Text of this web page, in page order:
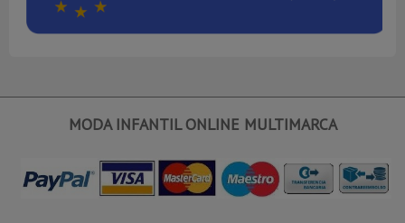
MODA INFANTIL ONLINE MULTIMARCA